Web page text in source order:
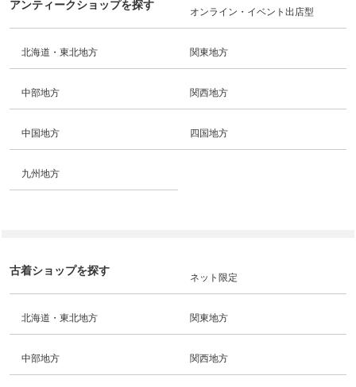
アンティークショップを探す
オンライン・イベント出店型
北海道・東北地方 関東地方
中部地方 関西地方
中国地方 四国地方
九州地方
古着ショップを探す
ネット限定
北海道・東北地方 関東地方
中部地方 関西地方